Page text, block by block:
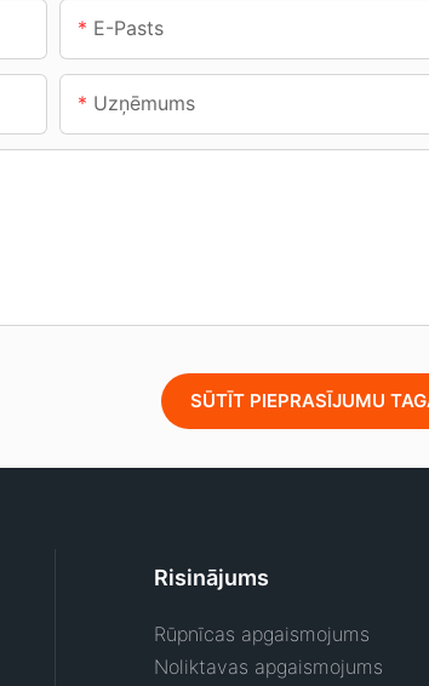
E-Pasts
Uzņēmums
SŪTĪT PIEPRASĪJUMU
Risinājums
Rūpnīcas apgaismojums
Noliktavas apgaismojums